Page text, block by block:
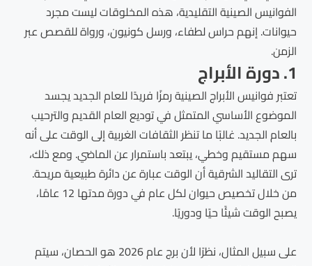
الفوانيس الصينية التقليدية، هذه المخلوقات ليست مجرد
حيوانات. إنهم حراس لطفاء، ورسل كونيون، ورواة للقصص عبر
الزمن.
1. دورة الأبراج
تعتبر فوانيس الأبراج الصينية رمزًا فريدًا للعام الجديد يجسد
الموضوع الأساسي المتمثل في توديع العام القديم والترحيب
بالعام الجديد. غالبًا ما تنظر الثقافات الغربية إلى الوقت على أنه
سهم مستقيم وخطي، يبتعد باستمرار عن الماضي. ومع ذلك،
ترى التقاليد الشرقية أن الوقت عبارة عن دائرة طبيعية مريحة.
من خلال تخصيص حيوان لكل عام في دورة مدتها 12 عامًا،
يصبح الوقت شيئًا حيًا ودوريًا.
على سبيل المثال، نظرًا لأن برج عام 2026 هو الحصان، سيتم